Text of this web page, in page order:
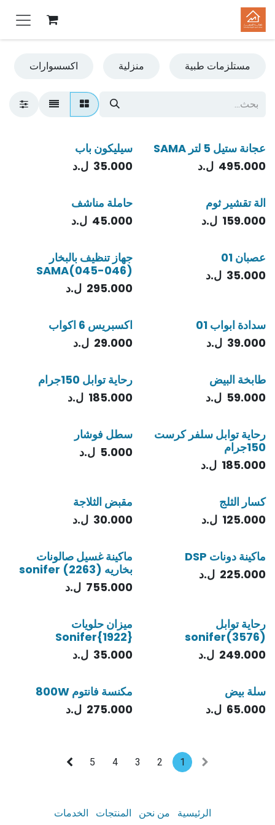
تخطي للذهاب إلى المحتوى
مستلزمات طبية منزلية اكسسوارات
عجانة ستيل 5 لتر SAMA
495.000 ل.د
سيليكون باب
35.000 ل.د
الة تقشير ثوم
159.000 ل.د
حاملة مناشف
45.000 ل.د
عصبان 01
35.000 ل.د
جهاز تنظيف بالبخار
SAMA(045-046)
295.000 ل.د
سدادة ابواب 01
39.000 ل.د
اكسبريس 6 اكواب
29.000 ل.د
طابخة البيض
59.000 ل.د
رحاية توابل 150جرام
185.000 ل.د
رحاية توابل سلفر كرست
150جرام
185.000 ل.د
سطل فوشار
5.000 ل.د
كسار الثلج
125.000 ل.د
مقبض الثلاجة
30.000 ل.د
ماكينة دونات DSP
225.000 ل.د
ماكينة غسيل صالونات
بخاريه (2263) sonifer
755.000 ل.د
رحاية توابل
sonifer(3576)
249.000 ل.د
ميزان حلويات
Sonifer{1922}
35.000 ل.د
سلة بيض
65.000 ل.د
مكنسة فانتوم 800W
275.000 ل.د
1
2
3
4
5
الرئيسية من نحن المنتجات الخدمات